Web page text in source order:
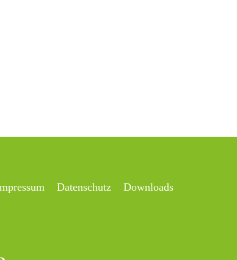
Datenschutz Downloads